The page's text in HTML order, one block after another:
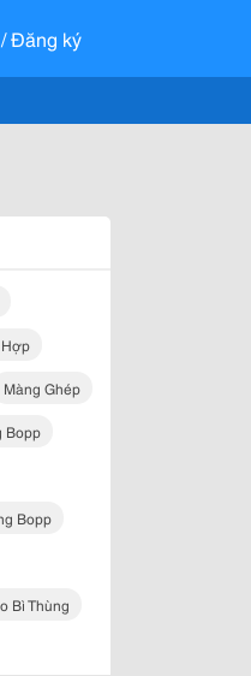
Đăng ký
Màng Ghép
Bopp
Bopp
Bì Thùng